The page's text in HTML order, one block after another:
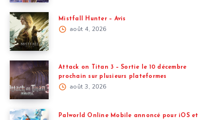
Mistfall Hunter – Avis
août 4, 2026
Attack on Titan 3 – Sortie le 10 décembre
prochain sur plusieurs plateformes
août 3, 2026
Palworld Online Mobile annoncé pour iOS et